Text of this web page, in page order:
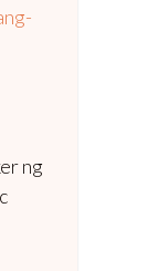
ng